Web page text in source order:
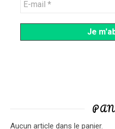
Aucun article dans le panier.